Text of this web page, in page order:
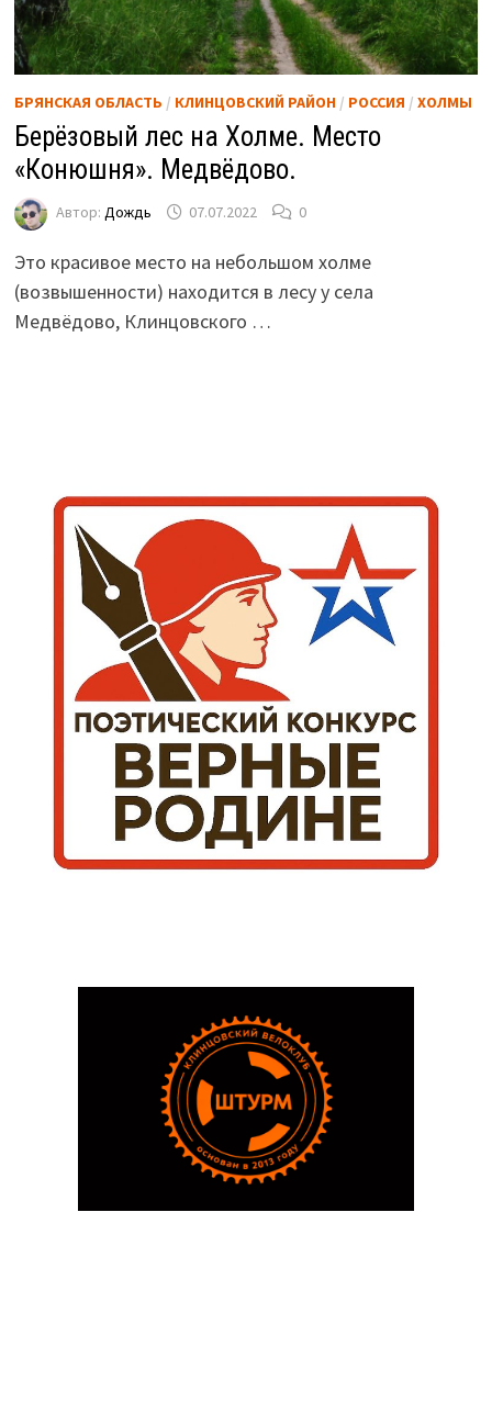
БРЯНСКАЯ ОБЛАСТЬ / КЛИНЦОВСКИЙ РАЙОН/ РОССИЯ / ХОЛМЫ
Берёзовый лес на Холме. Место
«Конюшня». Медвёдово.
Автор: Дождь 07.07.2022 0
Это красивое место на небольшом холме
(возвышенности) находится в лесу у села
Медвёдово, Клинцовского …